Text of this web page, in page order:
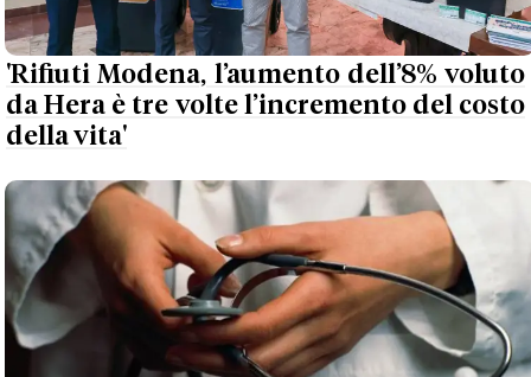
'Rifiuti Modena, l’aumento dell’8% voluto
da Hera è tre volte l’incremento del costo
della vita'